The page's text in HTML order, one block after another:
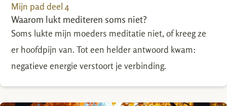
Mijn pad deel 4
Waarom lukt mediteren soms niet?
Soms lukte mijn moeders meditatie niet, of kreeg ze
er hoofdpijn van. Tot een helder antwoord kwam:
negatieve energie verstoort je verbinding.